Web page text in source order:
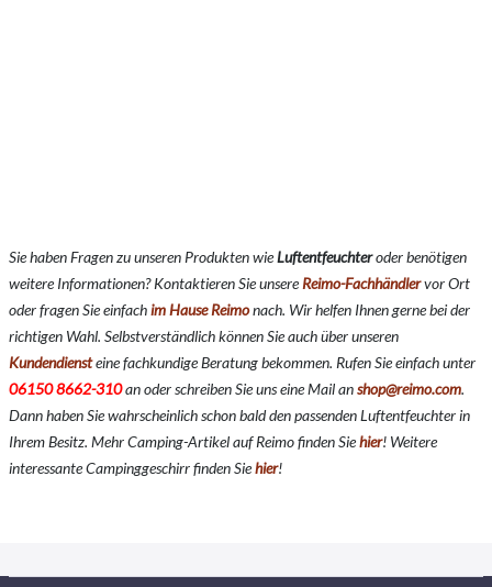
Sie haben Fragen zu unseren Produkten wieLuftentfeuchteroder benötigen
weitere Informationen? Kontaktieren Sie unsereReimo-Fachhändlervor Ort
oder fragen Sie einfachim Hause Reimonach. Wir helfen Ihnen gerne bei der
richtigen Wahl. Selbstverständlich können Sie auch über unseren
Kundendiensteine fachkundige Beratung bekommen. Rufen Sie einfach unter
06150 8662-310an oder schreiben Sie uns eine Mail anshop@reimo.com.
Dann haben Sie wahrscheinlich schon bald den passenden Luftentfeuchter in
Ihrem Besitz. Mehr Camping-Artikel auf Reimo finden Siehier! Weitere
interessante Campinggeschirr finden Siehier!